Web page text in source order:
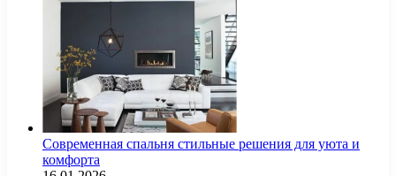
Современная спальня стильные решения для уюта и
комфорта